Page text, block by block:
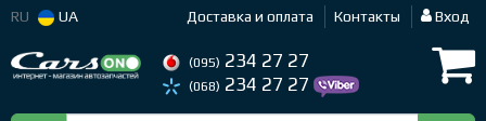
RU UA Доставка и оплата Контакты Вход
(095) 234 27 27
(068) 234 27 27